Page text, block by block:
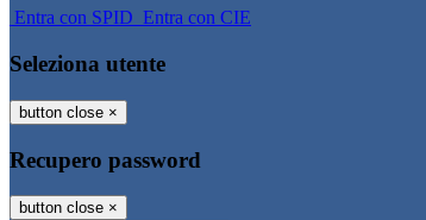
Entra con SPID Entra con CIE
Seleziona utente
button close ×
Recupero password
button close ×